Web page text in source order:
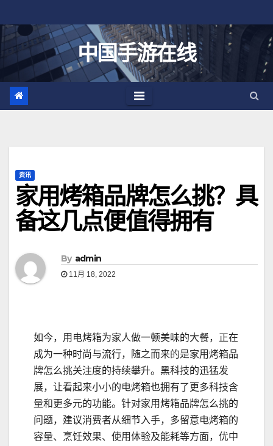
至
中国手游在线
资讯
家用烤箱品牌怎么挑？具
备这几点便值得拥有
By admin
11月 18, 2022
如今，用电烤箱为家人做一顿美味的大餐，正在
成为一种时尚与流行，随之而来的是家用烤箱品
牌怎么挑关注度的持续攀升。黑科技的迅猛发
展，让看起来小小的电烤箱也拥有了更多科技含
量和更多元的功能。针对家用烤箱品牌怎么挑的
问题，建议消费者从细节入手，多留意电烤箱的
容量、烹饪效果、使用体验及能耗等方面，优中